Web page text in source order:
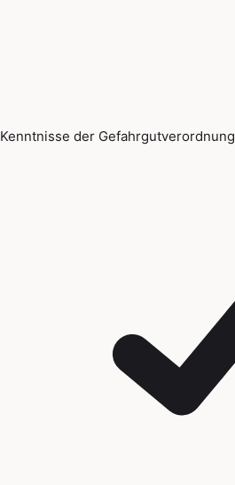
Kenntnisse der Gefahrgutverordnung